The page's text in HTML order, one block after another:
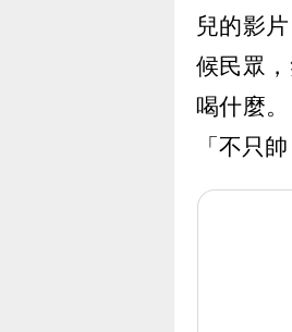
兒的影
候民眾
喝什麼
「不只